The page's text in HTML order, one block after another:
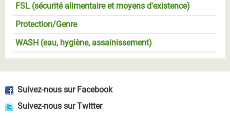
FSL (sécurité alimentaire et moyens d'existence)
Protection/Genre
WASH (eau, hygiène, assainissement)
Suivez-nous sur Facebook
Suivez-nous sur Twitter